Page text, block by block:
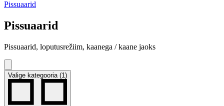
Pissuaarid
Pissuaarid
Pissuaarid, loputusrežiim, kaanega / kaane jaoks
Valige kategooria (1)